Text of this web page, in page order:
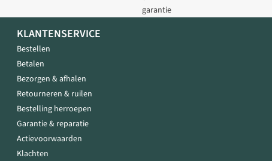
garantie
KLANTENSERVICE
Bestellen
Betalen
Bezorgen & afhalen
Retourneren & ruilen
Bestelling herroepen
Garantie & reparatie
Actievoorwaarden
Klachten